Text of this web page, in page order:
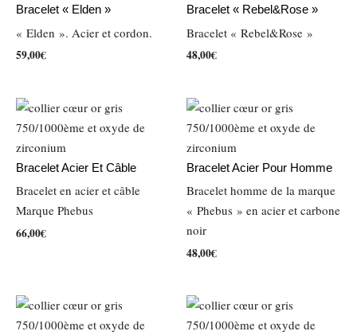
Bracelet « Elden »
« Elden ». Acier et cordon.
59,00€
Bracelet « Rebel&Rose »
Bracelet « Rebel&Rose »
48,00€
Bracelet Acier Et Câble
Bracelet en acier et câble
Marque Phebus
66,00€
Bracelet Acier Pour Homme
Bracelet homme de la marque
« Phebus » en acier et carbone
noir
48,00€
facultatifs. Ils
sont nécessaires
au